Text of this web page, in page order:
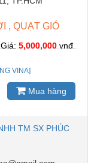
, QUẠT GIÓ
VINA]
Giá: 5,000,000 vnđ
Mua hàng
TM SX PHÚC